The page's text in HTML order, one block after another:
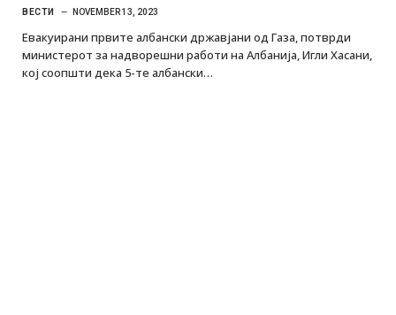
ВЕСТИ NOVEMBER 13, 2023
Евакуирани првите албански државјани од Газа, потврди
министерот за надворешни работи на Албанија, Игли Хасани,
кој соопшти дека 5-те албански…